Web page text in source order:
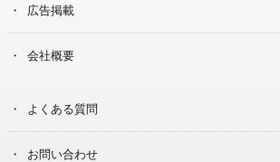
広告掲載
会社概要
よくある質問
お問い合わせ